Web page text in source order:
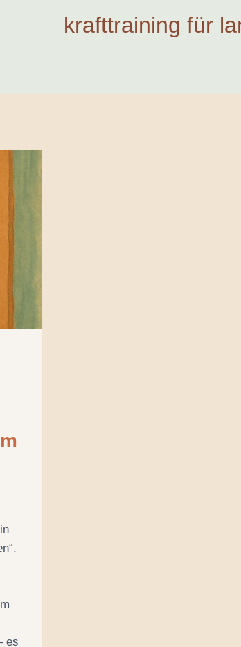
krafttraining für
es